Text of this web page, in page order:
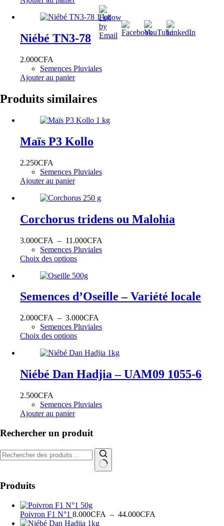
Niébé TN3-78
2.000CFA
Semences Pluviales
Ajouter au panier
Produits similaires
Maïs P3 Kollo
2.250CFA
Semences Pluviales
Ajouter au panier
Corchorus tridens ou Malohia
3.000CFA – 11.000CFA
Semences Pluviales
Choix des optionsCe
a
variations.
Les
peuvent
être
choisies
sur
la
du
Semences d’Oseille – Variété locale
2.000CFA – 3.000CFA
de
à
Semences Pluviales
Choix des optionsCe
a
variations.
Les
être
la
du
produit
Niébé Dan Hadjia – UAM09 1055-6
2.500CFA
Semences Pluviales
Ajouter au panier
Rechercher un produit
Recherche
pour :
Produits
Poivron F1 N°1 8.000CFA – 44.000CFA